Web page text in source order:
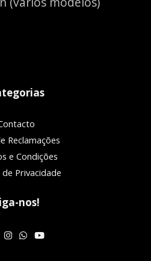
Reclamações
e Condições
Privacidade
nos!